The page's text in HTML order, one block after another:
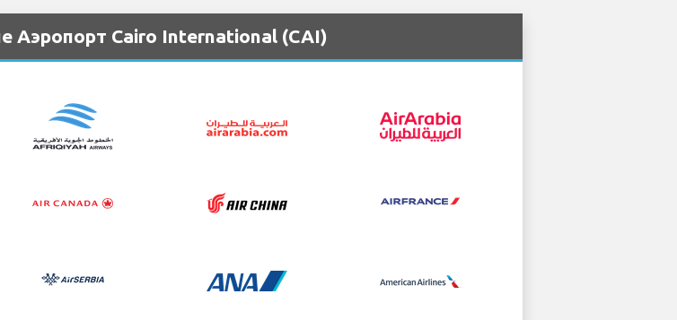
Cairo International (CAI)